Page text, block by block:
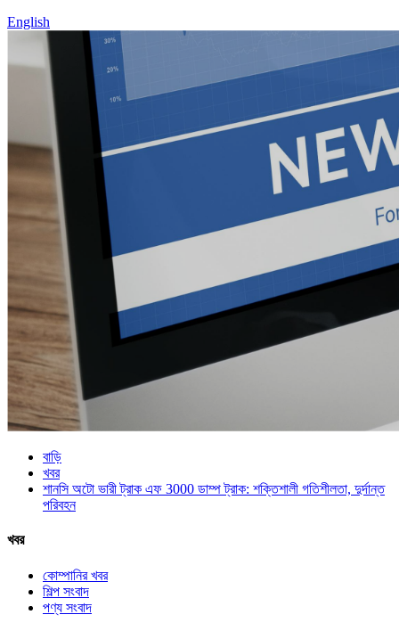
English
বাড়ি
খবর
শানসি অটো ভারী ট্রাক এফ 3000 ডাম্প ট্রাক: শক্তিশালী গতিশীলতা, দুর্দান্ত
পরিবহন
খবর
কোম্পানির খবর
শিল্প সংবাদ
পণ্য সংবাদ